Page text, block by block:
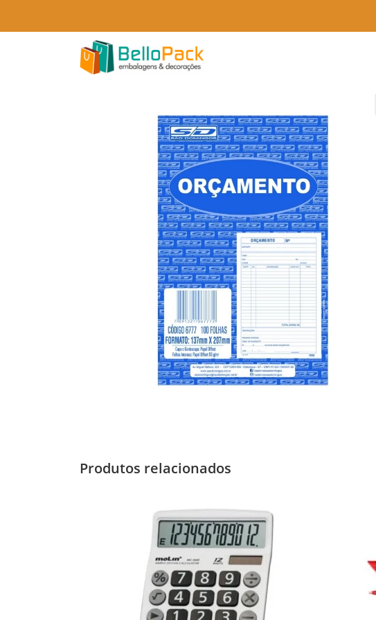
Produtos relacionados